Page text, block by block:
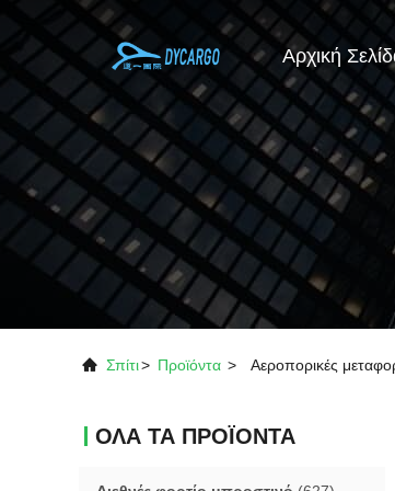
Αρχική
Σπίτι> Προϊόντα > Αεροπορικές
ΟΛΑ ΤΑ ΠΡΟΪΌΝΤΑ